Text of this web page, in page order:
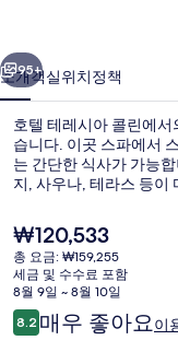
린
의
사
진
러
리
95+
소개객실위치정책
호텔 테레시아 콜린에
습니다. 이곳 스파에서
는 간단한 식사가 가능
지, 사우나, 테라스 등이
현
재
가
격
은
₩120,533
₩120,533
총 요금: ₩159,255
세금 및 수수료 포함
8월 9일 ~ 8월 10일
이
용
8.210점 만점 중 8.2점.
매우 좋아요이